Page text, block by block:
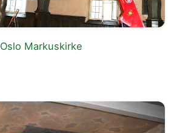
Oslo Markuskirke